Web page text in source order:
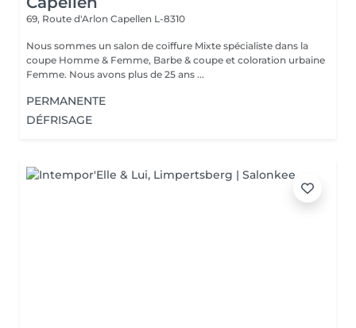
69, Route d'Arlon Capellen L-8310
Nous sommes un salon de coiffure Mixte spécialiste dans la
coupe Homme & Femme, Barbe & coupe et coloration urbaine
Femme. Nous avons plus de 25 ans ...
PERMANENTE
DÉFRISAGE